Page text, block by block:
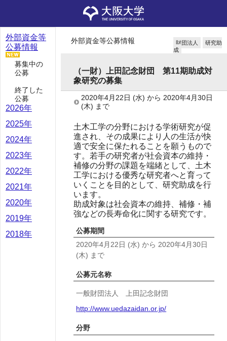
外部資金等
公募情報
募集中の
公募
終了した
公募
2026年
2025年
2024年
2023年
2022年
2021年
2020年
2019年
2018年
外部資金等公募情報 財団法人
研究助
成
（一財）上田記念財団 第11期助成対
象研究の募集
2020年4月22日 (水) から 2020年4月30日
(木) まで
土木工学の分野における学術研究が促
進され、その成果により人の生活が快
適で安全に保たれることを願うもので
す。若手の研究者が社会資本の維持・
補修の分野の課題を端緒として、土木
工学における優秀な研究者へと育って
いくことを目的として、研究助成を行
います。
助成対象は社会資本の維持、補修・補
強などの長寿命化に関する研究です。
公募期間
2020年4月22日 (水) から 2020年4月30日
(木) まで
公募元名称
一般財団法人 上田記念財団
http://www.uedazaidan.or.jp/
分野